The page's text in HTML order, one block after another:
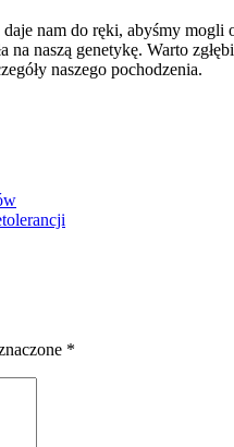
nam do ręki, abyśmy
naszą genetykę. Warto
naszego pochodzenia.
*